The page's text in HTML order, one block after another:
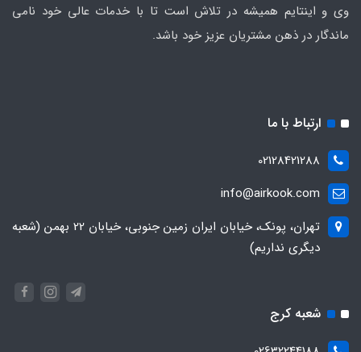
وی و اینتایم همیشه در تلاش است تا با خدمات عالی خود نامی
ماندگار در ذهن مشتریان عزیز خود باشد.
ارتباط با ما
02128421288
info@airkook.com
تهران، پونک، خیابان ایران زمین جنوبی، خیابان 22 بهمن (شعبه
دیگری نداریم)
شعبه کرج